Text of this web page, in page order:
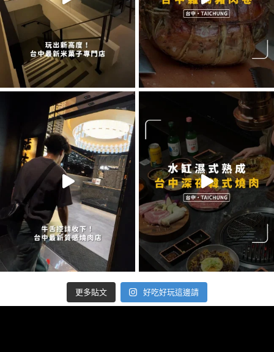
更多貼文 好吃好玩這邊請